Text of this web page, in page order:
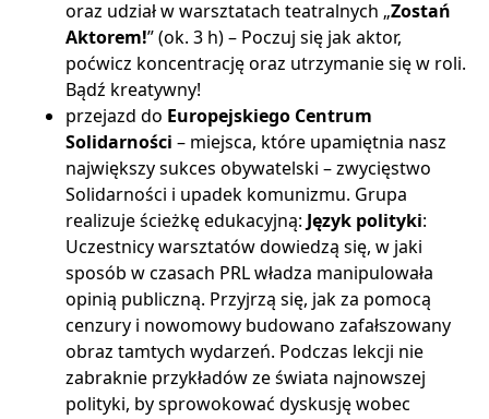
oraz udział w warsztatach teatralnych „Zostań
Aktorem!” (ok. 3 h) – Poczuj się jak aktor,
poćwicz koncentrację oraz utrzymanie się w roli.
Bądź kreatywny!
przejazd do Europejskiego Centrum
Solidarności – miejsca, które upamiętnia nasz
największy sukces obywatelski – zwycięstwo
Solidarności i upadek komunizmu. Grupa
realizuje ścieżkę edukacyjną: Język polityki:
Uczestnicy warsztatów dowiedzą się, w jaki
sposób w czasach PRL władza manipulowała
opinią publiczną. Przyjrzą się, jak za pomocą
cenzury i nowomowy budowano zafałszowany
obraz tamtych wydarzeń. Podczas lekcji nie
zabraknie przykładów ze świata najnowszej
polityki, by sprowokować dyskusję wobec